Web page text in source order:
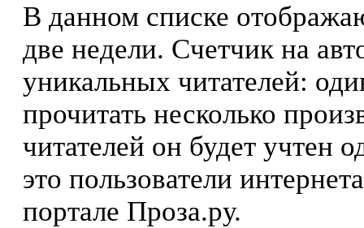
В данном списке
две недели. Счетчик на
уникальных читателей:
прочитать несколько
читателей он будет учтен
это пользователи
портале Проза.ру.